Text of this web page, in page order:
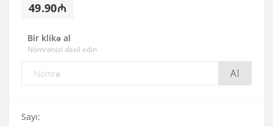
49.90₼
Bir klikə al
Nömrənizi daxil edin
Al
Sayı: